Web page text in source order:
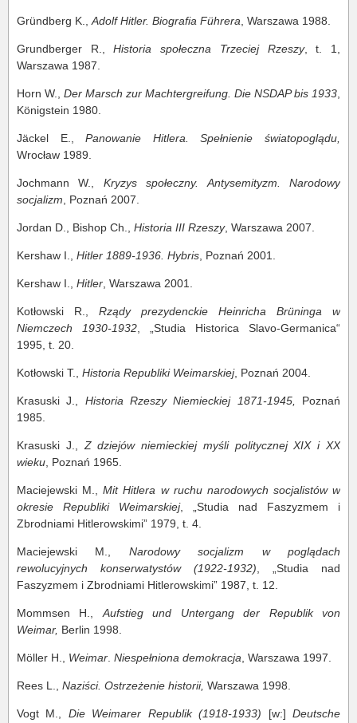
Gründberg K., Adolf Hitler. Biografia Führera , Warszawa 1988.
Grundberger R.,Historia społeczna Trzeciej Rzeszy, t. 1,
Warszawa 1987.
Horn W., Der Marsch zur Machtergreifung. Die NSDAP bis 1933
Königstein 1980.
Jäckel E.,Panowanie Hitlera.Spełnienie światopoglądu,
Wrocław 1989.
Jochmann W., Kryzys społeczny. Antysemityzm.Narodowy
socjalizm , Poznań 2007.
Jordan D., Bishop Ch., Historia III Rzeszy, Warszawa 2007.
Kershaw I., Hitler 1889-1936. Hybris , Poznań 2001.
Kershaw I., Hitler , Warszawa 2001.
Kotłowski R., Rządy prezydenckie Heinricha Brüninga w
Niemczech 1930-1932 , „Studia Historica Slavo-Germanica“
1995, t. 20.
Kotłowski T., Historia Republiki Weimarskiej, Poznań 2004.
Krasuski J., Historia RzeszyNiemieckiej 1871-1945, Poznań
1985.
Krasuski J., Z dziejów niemieckiej myśli politycznej XIX i XX
wieku , Poznań 1965.
Maciejewski M.,Mit Hitlera w ruchu narodowych socjalistów w
okresie Republiki Weimarskiej, „Studia nad Faszyzmem i
Zbrodniami Hitlerowskimi” 1979, t. 4.
Maciejewski M., Narodowy socjalizm w poglądach
rewolucyjnych konserwatystów (1922-1932) , „Studia nad
Faszyzmem i Zbrodniami Hitlerowskimi” 1987, t. 12.
Mommsen H., Aufstieg und Untergang der Republik von
Weimar, Berlin 1998.
Möller H., Weimar Niespełniona demokracja , Warszawa 1997.
Rees L., Naziści. Ostrzeżenie historii, Warszawa 1998.
Vogt M., Die Weimarer Republik (1918-1933) [w:]Deutsche